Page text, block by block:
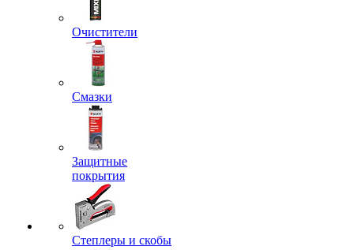
Очистители
Смазки
Защитные
покрытия
Степлеры и скобы